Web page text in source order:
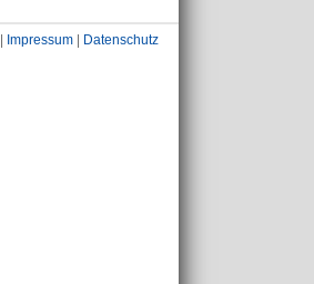
Impressum Datenschutz